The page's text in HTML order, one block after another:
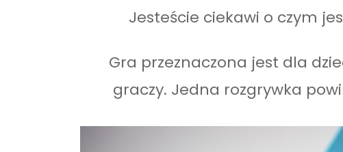
Jesteście ciekawi o czym
Gra przeznaczona jest dla
graczy. Jedna rozgrywka